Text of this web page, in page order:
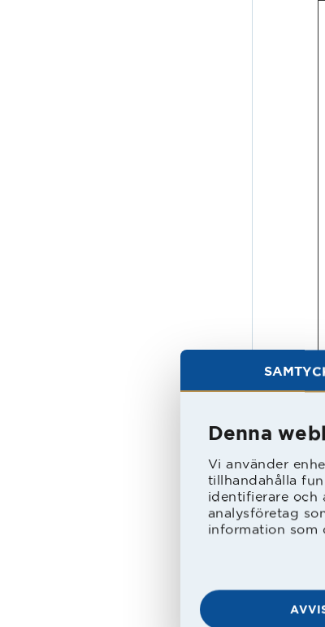
Denna
Vi använder
tillhandahålla
identifierare och
analysföretag
information som